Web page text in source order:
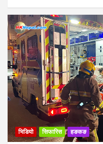
भिडियो सिफारिस हङकङ